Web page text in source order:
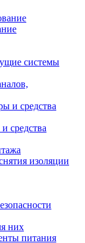
системы
средства
изоляции
них